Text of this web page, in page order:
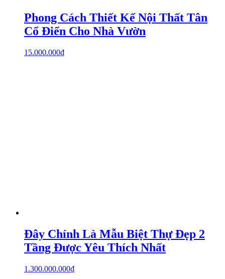
Phong Cách Thiết Kế Nội Thất Tân
Cổ Điển Cho Nhà Vườn
15.000.000₫
Đây Chính Là Mẫu Biệt Thự Đẹp 2
Tầng Được Yêu Thích Nhất
1.300.000.000₫